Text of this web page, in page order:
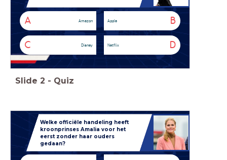
A Amazon B
Apple
C Disney D
Netflix
Slide 2 - Quiz
Welke officiële handeling heeft
kroonprinses Amalia voor het
eerst zonder haar ouders
gedaan?